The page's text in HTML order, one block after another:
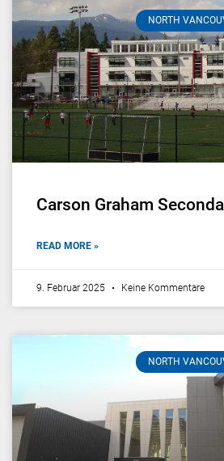
NORTH
Carson Graham
READ MORE »
9. Februar 2025 Keine Kommentare
NORTH